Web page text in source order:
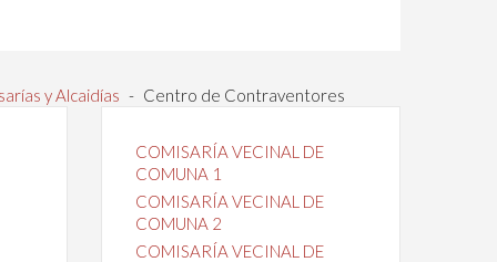
y Alcaidías - Centro de Contraventores
COMISARÍA VECINAL DE
COMUNA 1
COMISARÍA VECINAL DE
COMUNA 2
COMISARÍA VECINAL DE